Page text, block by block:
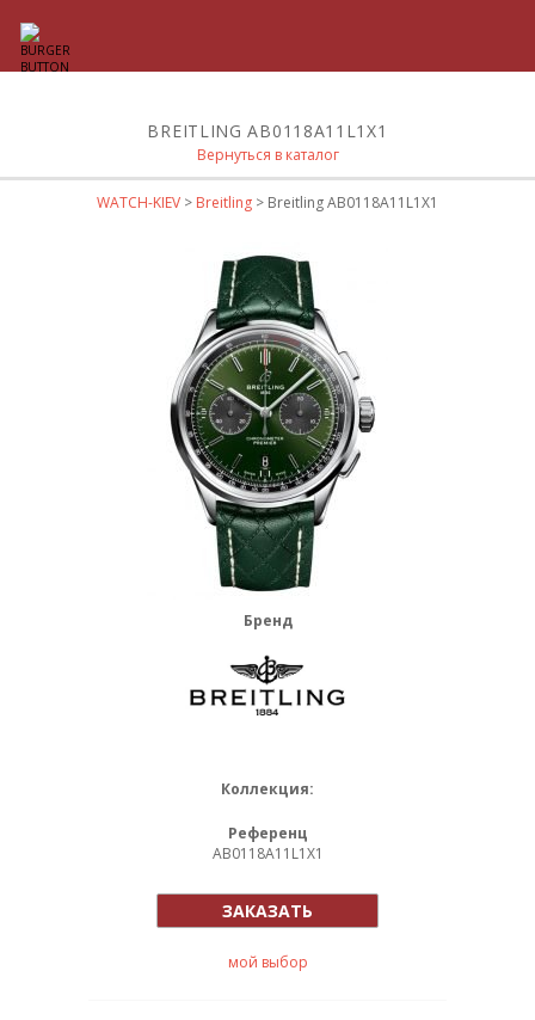
BREITLING AB0118A11L1X1
Вернуться в каталог
WATCH-KIEV > Breitling > Breitling AB0118A11L1X1
Бренд
Коллекция:
Референц
AB0118A11L1X1
ЗАКАЗАТЬ
мой выбор